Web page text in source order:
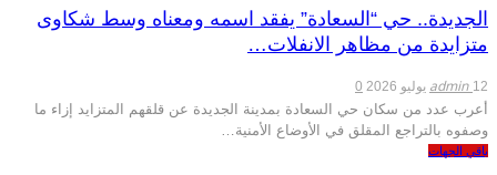
الجديدة.. حي “السعادة” يفقد اسمه ومعناه وسط شكاوى
متزايدة من مظاهر الانفلات…
admin12 يوليو 2026 0
أعرب عدد من سكان حي السعادة بمدينة الجديدة عن قلقهم المتزايد إزاء ما
وصفوه بالتراجع المقلق في الأوضاع الأمنية…
باقي الجهات